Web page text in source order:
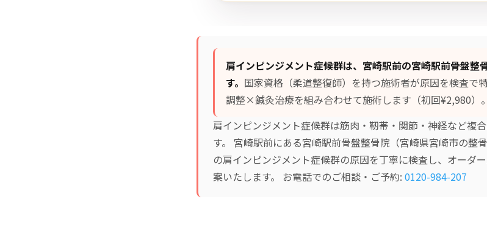
肩インピンジメント症候群は、宮崎駅前の宮崎駅前骨盤整
す。 国家資格（柔道整復師）を持つ施術者が原因を検査で特
調整×鍼灸治療を組み合わせて施術します（初回¥2,980）。
肩インピンジメント症候群は筋肉・靭帯・関節・神経など複
す。 宮崎駅前にある宮崎駅前骨盤整骨院（宮崎県宮崎市の整
の肩インピンジメント症候群の原因を丁寧に検査し、オーダ
案いたします。 お電話でのご相談・ご予約: 0120-984-207